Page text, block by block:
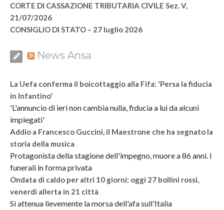
CORTE DI CASSAZIONE TRIBUTARIA CIVILE Sez. V,
21/07/2026
CONSIGLIO DI STATO – 27 luglio 2026
News Ansa
La Uefa conferma il boicottaggio alla Fifa: 'Persa la fiducia
in Infantino'
'L'annuncio di ieri non cambia nulla, fiducia a lui da alcuni
impiegati'
Addio a Francesco Guccini, il Maestrone che ha segnato la
storia della musica
Protagonista della stagione dell'impegno, muore a 86 anni. I
funerali in forma privata
Ondata di caldo per altri 10 giorni: oggi 27 bollini rossi,
venerdì allerta in 21 città
Si attenua lievemente la morsa dell'afa sull'Italia